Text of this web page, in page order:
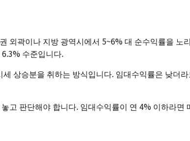
외곽이나 지방 광역시에서 5~6% 대 순수익률을
수준입니다.
상승분을 취하는 방식입니다. 임대수익률은 낮더
고 판단해야 합니다. 임대수익률이 연 4% 이하라